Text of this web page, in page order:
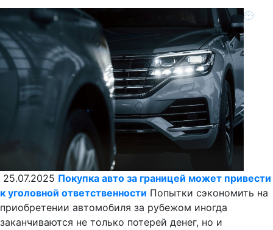
25.07.2025 Покупка авто за границей может привести
к уголовной ответственности Попытки сэкономить на
приобретении автомобиля за рубежом иногда
заканчиваются не только потерей денег, но и